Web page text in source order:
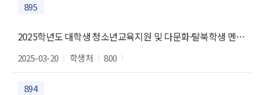
895
2025학년도 대학생 청소년교육지원 및 다문화·탈북학생 멘토링 장학생 선발 예고
2025-03-20 학생처 800
894